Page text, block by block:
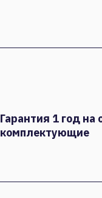
Гарантия 1 год на
комплектующие